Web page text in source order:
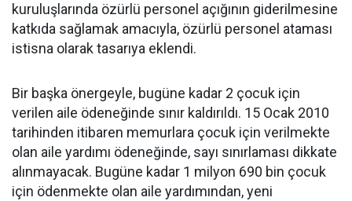
kuruluşlarında özürlü personel açığının giderilmesine
katkıda sağlamak amacıyla, özürlü personel ataması
istisna olarak tasarıya eklendi.
Bir başka önergeyle, bugüne kadar 2 çocuk için
verilen aile ödeneğinde sınır kaldırıldı. 15 Ocak 2010
tarihinden itibaren memurlara çocuk için verilmekte
olan aile yardımı ödeneğinde, sayı sınırlaması dikkate
alınmayacak. Bugüne kadar 1 milyon 690 bin çocuk
için ödenmekte olan aile yardımından, yeni